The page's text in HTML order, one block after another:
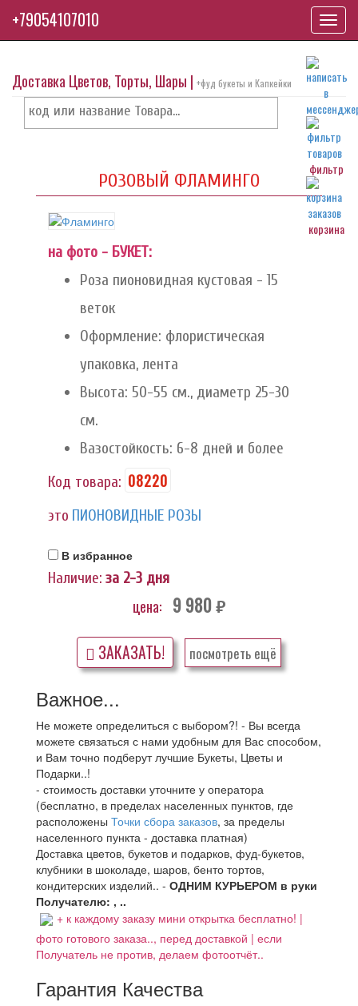
фильтр
корзина
Доставка Цветов, Торты, Шары | +фуд букеты и Капкейки
РОЗОВЫЙ ФЛАМИНГО
на фото - БУКЕТ:
Роза пионовидная кустовая - 15
веток
Оформление: флористическая
упаковка, лента
Высота: 50-55 см., диаметр 25-30
см.
Вазостойкость: 6-8 дней и более
Код товара: 08220
это ПИОНОВИДНЫЕ РОЗЫ
В избранное
Наличие: за 2-3 дня
цена: 9 980 руб.
ЗАКАЗАТЬ! посмотреть ещё
Важное...
Не можете определиться с выбором?! - Вы всегда
можете связаться с нами удобным для Вас способом,
и Вам точно подберут лучшие Букеты, Цветы и
Подарки..!
- стоимость доставки уточните у оператора
(бесплатно, в пределах населенных пунктов, где
расположены Точки сбора заказов, за пределы
населенного пункта - доставка платная)
Доставка цветов, букетов и подарков, фуд-букетов,
клубники в шоколаде, шаров, бенто тортов,
кондитерских изделий.. - ОДНИМ КУРЬЕРОМ в руки
Получателю: , ..
+ к каждому заказу мини открытка бесплатно! |
фото готового заказа.., перед доставкой | если
Получатель не против, делаем фотоотчёт..
Гарантия Качества
+79054107010